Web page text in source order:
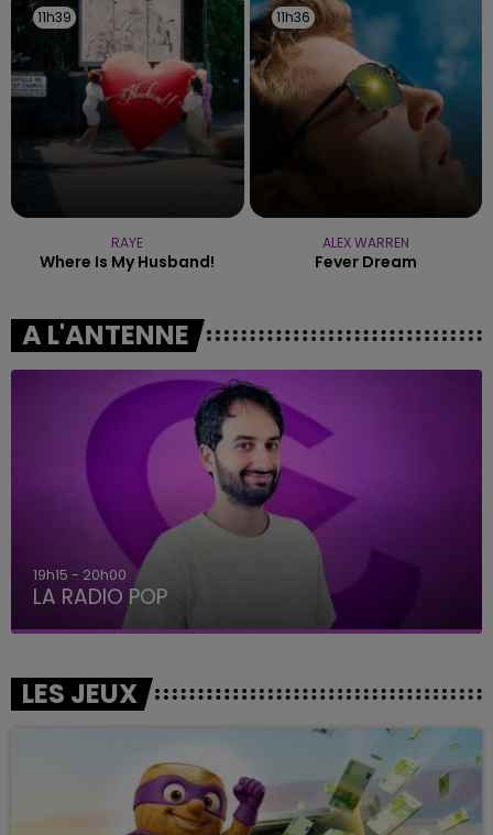
11h39
11h39
RAYE
Where Is My Husband!
11h36
11h36
ALEX WARREN
Fever Dream
A L'ANTENNE
19h15 - 20h00
LA RADIO POP
LES JEUX